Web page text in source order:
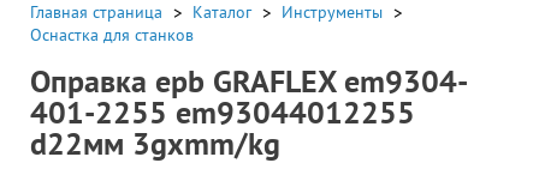
Главная страница Каталог
Инструменты
Оснастка для станков
Оправка epb GRAFLEX em9304-
401-2255 em93044012255
d22мм 3gхmm/kg